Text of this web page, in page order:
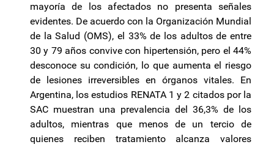
mayoría de los afectados no presenta señales
evidentes. De acuerdo con la Organización Mundial
de la Salud (OMS), el 33% de los adultos de entre
30 y 79 años convive con hipertensión, pero el 44%
desconoce su condición, lo que aumenta el riesgo
de lesiones irreversibles en órganos vitales. En
Argentina, los estudios RENATA 1 y 2 citados por la
SAC muestran una prevalencia del 36,3% de los
adultos, mientras que menos de un tercio de
quienes reciben tratamiento alcanza valores